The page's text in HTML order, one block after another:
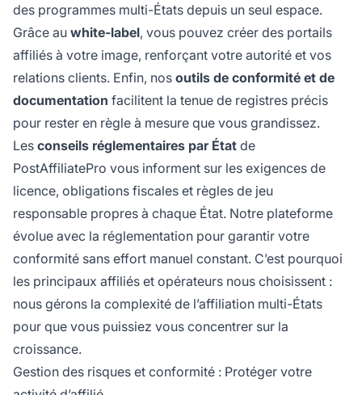
des programmes multi-États depuis un seul espace.
Grâce au white-label, vous pouvez créer des portails
affiliés à votre image, renforçant votre autorité et vos
relations clients. Enfin, nos outils de conformité et de
documentation facilitent la tenue de registres précis
pour rester en règle à mesure que vous grandissez.
Les conseils réglementaires par État de
PostAffiliatePro vous informent sur les exigences de
licence, obligations fiscales et règles de jeu
responsable propres à chaque État. Notre plateforme
évolue avec la réglementation pour garantir votre
conformité sans effort manuel constant. C’est pourquoi
les principaux affiliés et opérateurs nous choisissent :
nous gérons la complexité de l’affiliation multi-États
pour que vous puissiez vous concentrer sur la
croissance.
Gestion des risques et conformité : Protéger votre